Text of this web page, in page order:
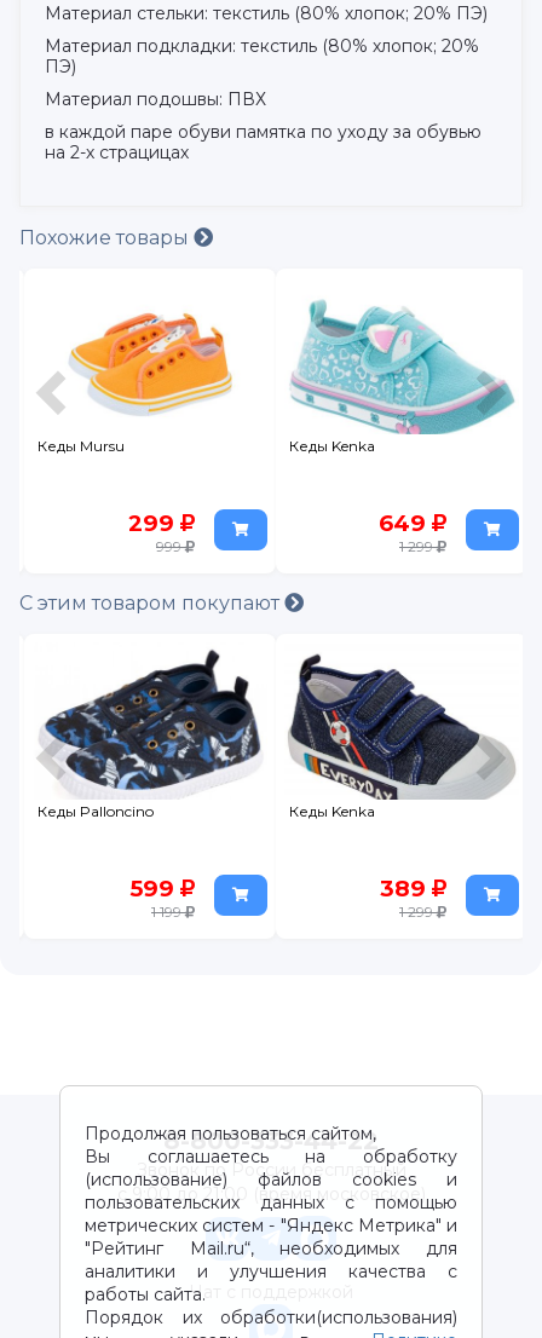
Материал стельки: текстиль (80% хлопок; 20% ПЭ)
Материал подкладки: текстиль (80% хлопок; 20%
ПЭ)
Материал подошвы: ПВХ
в каждой паре обуви памятка по уходу за обувью
на 2-х страцицах
Похожие товары
Кеды Mursu
299
999
Кеды Kenka
649
1 299
С этим товаром покупают
Кеды Palloncino
599
1 199
Кеды Kenka
389
1 299
Продолжая пользоваться сайтом,
Вы соглашаетесь на обработку
(использование) файлов cookies и
пользовательских данных с помощью
метрических систем - "Яндекс Метрика" и
"Рейтинг Mail.ru“, необходимых для
аналитики и улучшения качества с
работы сайта.
Порядок их обработки(использования)
8-800-333-44-22
Звонок по России бесплатный
с 9:00 до 21:00 (время московское)
Чат с поддержкой